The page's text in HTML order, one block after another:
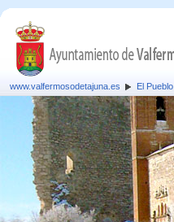
www.valfermosodetajuna.es El Pueblo